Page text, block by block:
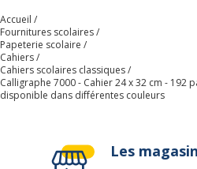
Accueil
Fournitures scolaires
Papeterie scolaire
Cahiers
Cahiers scolaires classiques
Calligraphe 7000 - Cahier 24 x 32 cm - 192
disponible dans différentes couleurs
Les